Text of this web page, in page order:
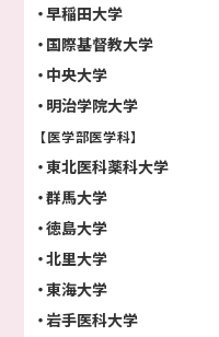
早稲田大学
国際基督教大学
中央大学
明治学院大学
【医学部医学科】
東北医科薬科大学
群馬大学
徳島大学
北里大学
東海大学
岩手医科大学